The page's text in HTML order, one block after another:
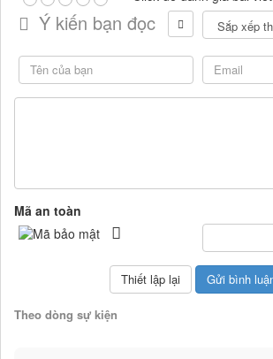
Ý kiến bạn đọc
Mã an toàn
Theo dòng sự kiện